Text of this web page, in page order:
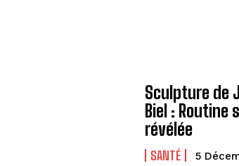
Sculpture de
Biel : Routine
révélée
SANTÉ 5